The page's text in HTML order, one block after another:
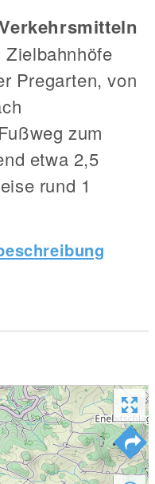
Pregarten, von
zum
etwa 2,5
rund 1